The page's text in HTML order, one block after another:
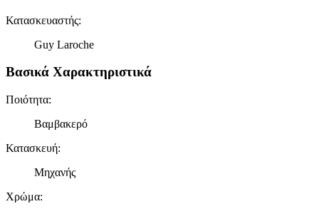
Κατασκευαστής:
Guy Laroche
Βασικά Χαρακτηριστικά
Ποιότητα:
Βαμβακερό
Κατασκευή:
Μηχανής
Χρώμα: